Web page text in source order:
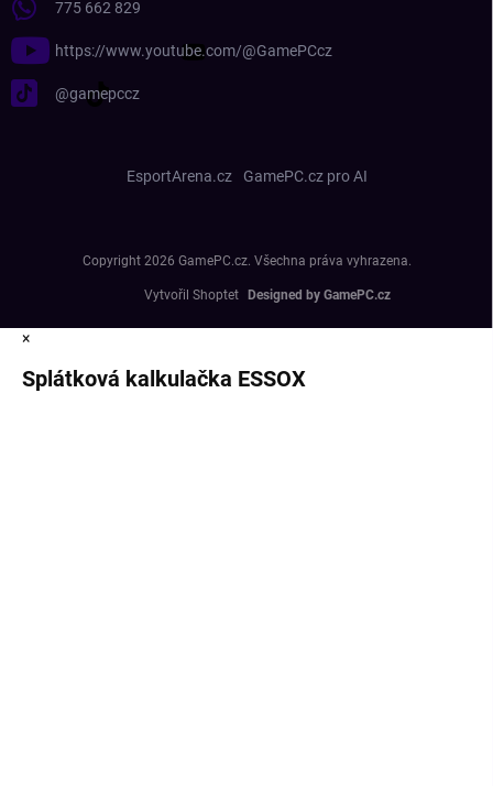
775 662 829
https://www.youtube.com/@GamePCcz
@gamepccz
EsportArena.cz GamePC.cz pro AI
Vytvořil Shoptet
Copyright 2026 GamePC.cz. Všechna práva vyhrazena.
×
Splátková kalkulačka ESSOX